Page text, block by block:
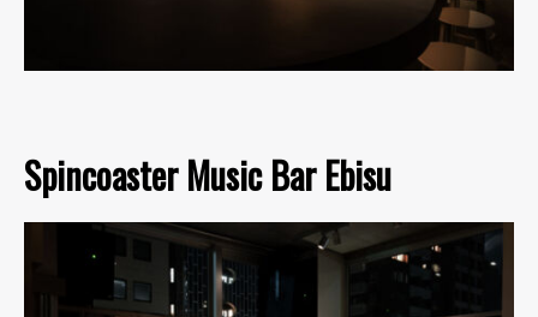
Spincoaster Music Bar Ebisu